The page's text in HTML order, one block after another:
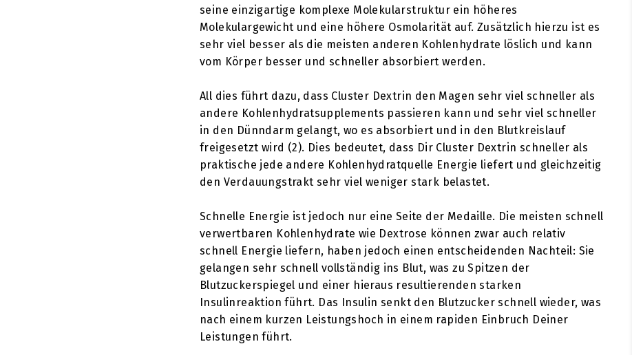
seine einzigartige komplexe Molekularstruktur ein höheres
Molekulargewicht und eine höhere Osmolarität auf. Zusätzlich hierzu ist es
sehr viel besser als die meisten anderen Kohlenhydrate löslich und kann
vom Körper besser und schneller absorbiert werden.
All dies führt dazu, dass Cluster Dextrin den Magen sehr viel schneller als
andere Kohlenhydratsupplements passieren kann und sehr viel schneller
in den Dünndarm gelangt, wo es absorbiert und in den Blutkreislauf
freigesetzt wird (2). Dies bedeutet, dass Dir Cluster Dextrin schneller als
praktische jede andere Kohlenhydratquelle Energie liefert und gleichzeitig
den Verdauungstrakt sehr viel weniger stark belastet.
Schnelle Energie ist jedoch nur eine Seite der Medaille. Die meisten schnell
verwertbaren Kohlenhydrate wie Dextrose können zwar auch relativ
schnell Energie liefern, haben jedoch einen entscheidenden Nachteil: Sie
gelangen sehr schnell vollständig ins Blut, was zu Spitzen der
Blutzuckerspiegel und einer hieraus resultierenden starken
Insulinreaktion führt. Das Insulin senkt den Blutzucker schnell wieder, was
nach einem kurzen Leistungshoch in einem rapiden Einbruch Deiner
Leistungen führt.